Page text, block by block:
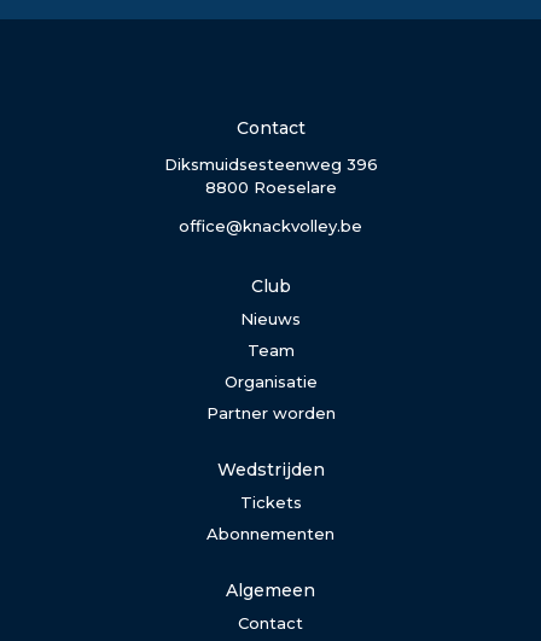
Contact
Diksmuidsesteenweg 396
8800 Roeselare
office@knackvolley.be
Club
Nieuws
Team
Organisatie
Partner worden
Wedstrijden
Tickets
Abonnementen
Algemeen
Contact